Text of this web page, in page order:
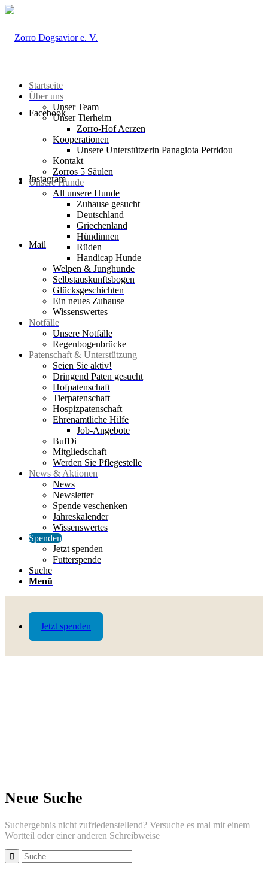
Jetzt spenden
Facebook
Instagram
Mail
Startseite
Über uns
Unser Team
Unser Tierheim
Zorro-Hof Aerzen
Kooperationen
Unsere Unterstützerin Panagiota Petridou
Kontakt
Zorros 5 Säulen
Unsere Hunde
All unsere Hunde
Zuhause gesucht
Deutschland
Griechenland
Hündinnen
Rüden
Handicap Hunde
Welpen & Junghunde
Selbstauskunftsbogen
Glücksgeschichten
Ein neues Zuhause
Wissenswertes
Notfälle
Unsere Notfälle
Regenbogenbrücke
Patenschaft & Unterstützung
Seien Sie aktiv!
Dringend Paten gesucht
Hofpatenschaft
Tierpatenschaft
Hospizpatenschaft
Ehrenamtliche Hilfe
Job-Angebote
BufDi
Mitgliedschaft
Werden Sie Pflegestelle
News & Aktionen
News
Newsletter
Spende veschenken
Jahreskalender
Wissenswertes
Spenden
Jetzt spenden
Futterspende
Suche
Menü
Neue Suche
Suchergebnis nicht zufriedenstellend? Versuche es mal mit einem
Wortteil oder einer anderen Schreibweise